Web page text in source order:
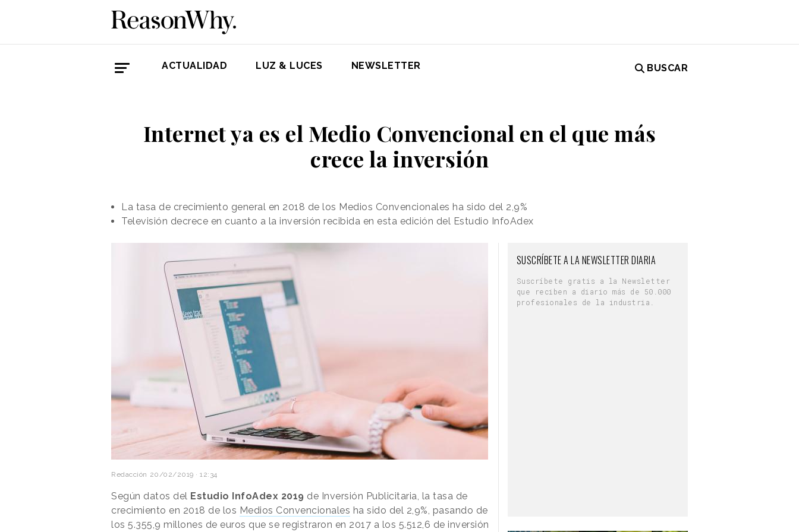
ACTUALIDAD LUZ & LUCES NEWSLETTER BUSCAR
Internet ya es el Medio Convencional en el que más
crece la inversión
La tasa de crecimiento general en 2018 de los Medios Convencionales ha sido del 2,9%
Televisión decrece en cuanto a la inversión recibida en esta edición del Estudio InfoAdex
Redacción 20/02/2019 · 12:34
Según datos del Estudio InfoAdex 2019 de Inversión Publicitaria, la tasa de
crecimiento en 2018 de los Medios Convencionales ha sido del 2,9%, pasando de
los 5.355,9 millones de euros que se registraron en 2017 a los 5.512,6 de inversión
SUSCRÍBETE A LA NEWSLETTER DIARIA
Suscríbete gratis a la Newsletter
que reciben a diario más de 50.000
profesionales de la industria.